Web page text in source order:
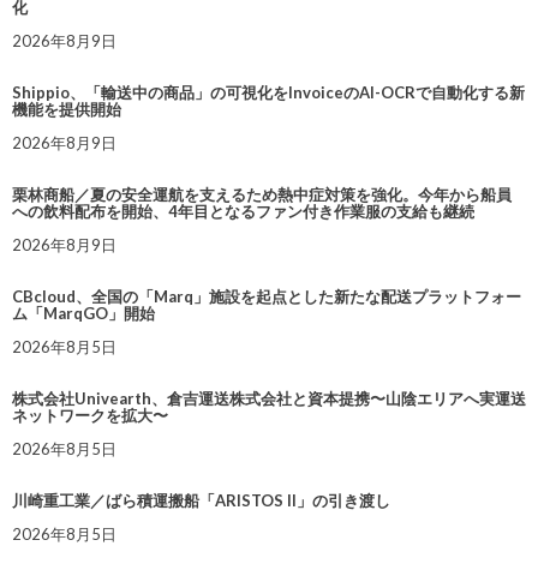
化
2026年8月9日
Shippio、「輸送中の商品」の可視化をInvoiceのAI-OCRで自動化する新
機能を提供開始
2026年8月9日
栗林商船／夏の安全運航を支えるため熱中症対策を強化。今年から船員
への飲料配布を開始、4年目となるファン付き作業服の支給も継続
2026年8月9日
CBcloud、全国の「Marq」施設を起点とした新たな配送プラットフォー
ム「MarqGO」開始
2026年8月5日
株式会社Univearth、倉吉運送株式会社と資本提携〜山陰エリアへ実運送
ネットワークを拡大〜
2026年8月5日
川崎重工業／ばら積運搬船「ARISTOS II」の引き渡し
2026年8月5日